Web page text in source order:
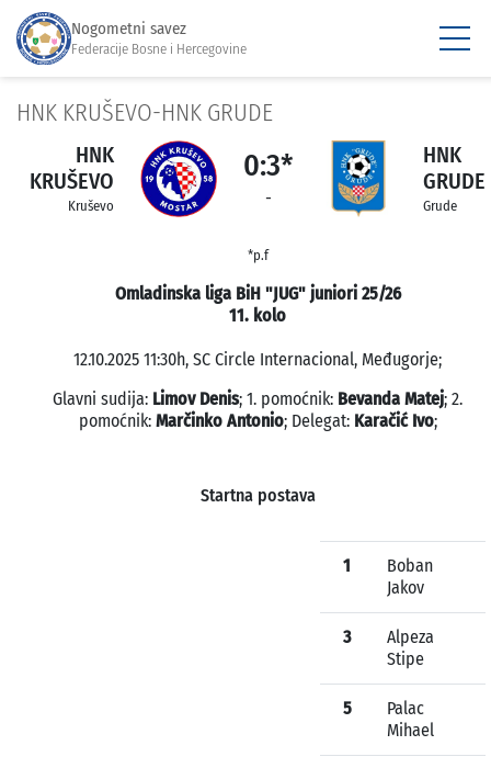
Nogometni savez
Federacije Bosne i Hercegovine
HNK KRUŠEVO-HNK GRUDE
HNK
KRUŠEVO
Kruševo
0:3*
-
HNK
GRUDE
Grude
*p.f
Omladinska liga BiH "JUG" juniori 25/26
11. kolo
12.10.2025 11:30h, SC Circle Internacional, Međugorje;
Glavni sudija: Limov Denis; 1. pomoćnik: Bevanda Matej; 2.
pomoćnik: Marčinko Antonio; Delegat: Karačić Ivo;
Startna postava
1
Boban
Jakov
3
Alpeza
Stipe
5
Palac
Mihael